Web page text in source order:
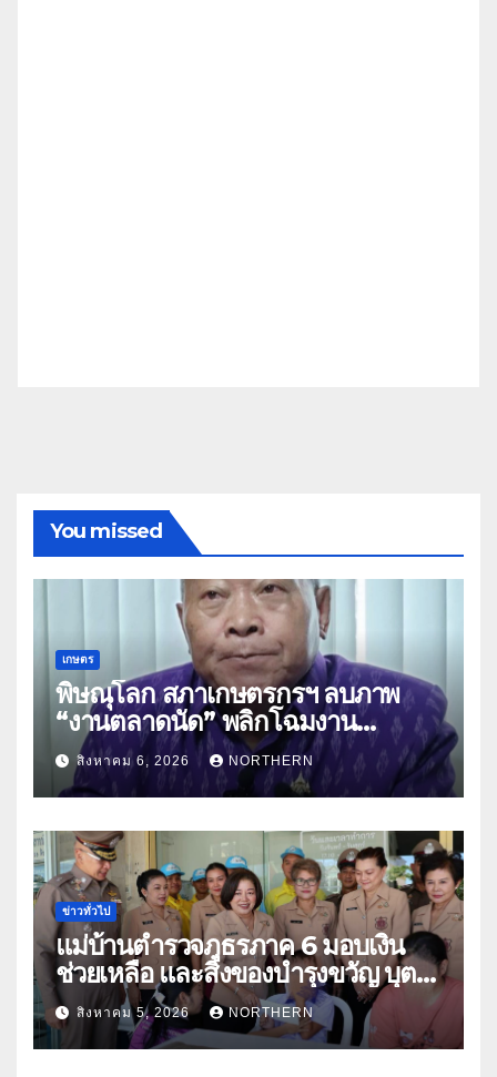
You missed
เกษตร
พิษณุโลก สภาเกษตรกรฯ ลบภาพ
“งานตลาดนัด” พลิกโฉมงาน
“เกษตรรุ่งเรืองเมืองสองแคว 69” มุ่ง
ประโยชน์เกษตรกร ดึงนวัตกรรม-จับ
คู่ธุรกิจดันสินค้าเกษตรสู่สากล (คลิป)
สิงหาคม 6, 2026 NORTHERN
ข่าวทั่วไป
แม่บ้านตำรวจภูธรภาค 6 มอบเงิน
ช่วยเหลือ และสิ่งของบำรุงขวัญ บุตร-
ธิดา ข้าราชการตำรวจจังหวัด
อุทัยธานี
สิงหาคม 5, 2026 NORTHERN